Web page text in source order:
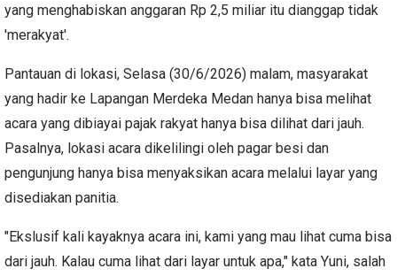
yang menghabiskan anggaran Rp 2,5 miliar itu dianggap tidak
'merakyat'.
Pantauan di lokasi, Selasa (30/6/2026) malam, masyarakat
yang hadir ke Lapangan Merdeka Medan hanya bisa melihat
acara yang dibiayai pajak rakyat hanya bisa dilihat dari jauh.
Pasalnya, lokasi acara dikelilingi oleh pagar besi dan
pengunjung hanya bisa menyaksikan acara melalui layar yang
disediakan panitia.
"Ekslusif kali kayaknya acara ini, kami yang mau lihat cuma bisa
dari jauh. Kalau cuma lihat dari layar untuk apa," kata Yuni, salah